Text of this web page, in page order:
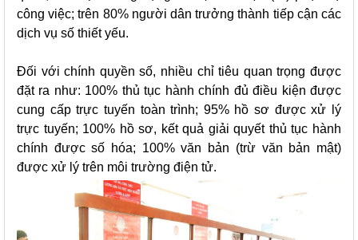
công việc; trên 80% người dân trưởng thành tiếp cận các
dịch vụ số thiết yếu.
Đối với chính quyền số, nhiều chỉ tiêu quan trọng được
đặt ra như: 100% thủ tục hành chính đủ điều kiện được
cung cấp trực tuyến toàn trình; 95% hồ sơ được xử lý
trực tuyến; 100% hồ sơ, kết quả giải quyết thủ tục hành
chính được số hóa; 100% văn bản (trừ văn bản mật)
được xử lý trên môi trường điện tử.